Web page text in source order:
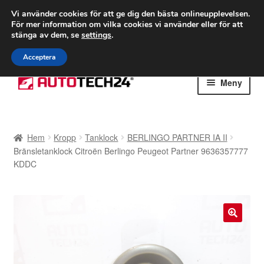
FRAKT från 75 kr
Världsomspännande frakt
Ring 766 924 713
Hoppa
till
Hoppa
till
Meny
Betalningar
Hem Kropp Tanklock
BERLINGO PARTNER IA II
Bränsletanklock Citroën Berlingo Peugeot Partner 9636357777
KDDC
Vi använder cookies för att ge dig den bästa onlineupplevelsen.
För mer information om vilka cookies vi använder eller för att
stänga av dem, se settings.
Acceptera